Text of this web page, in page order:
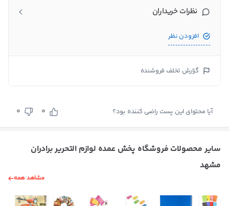
نظرات خریداران
افزودن نظر
گزارش تخلف فروشنده
آیا محتوای این پست راضی کننده بود؟ 0
0
سایر محصولات فروشگاه پخش عمده لوازم التحریر برادران
مشهد
مشاهد همه